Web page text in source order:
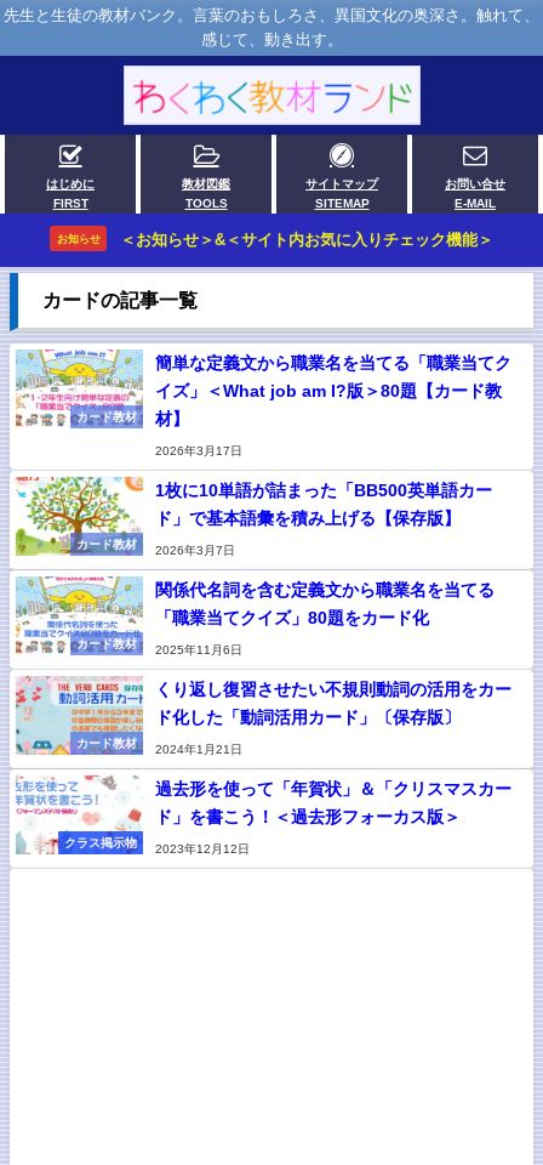
先生と生徒の教材バンク。言葉のおもしろさ、異国文化の奥深さ。触れて、
感じて、動き出す。
はじめに
FIRST
教材図鑑
TOOLS
サイトマップ
SITEMAP
お問い合せ
E-MAIL
お知らせ ＜お知らせ＞&＜サイト内お気に入りチェック機能＞
カードの記事一覧
カード教材
簡単な定義文から職業名を当てる「職業当てク
イズ」＜What job am I?版＞80題【カード教
材】
2026年3月17日
カード教材
1枚に10単語が詰まった「BB500英単語カー
ド」で基本語彙を積み上げる【保存版】
2026年3月7日
カード教材
関係代名詞を含む定義文から職業名を当てる
「職業当てクイズ」80題をカード化
2025年11月6日
カード教材
くり返し復習させたい不規則動詞の活用をカー
ド化した「動詞活用カード」〔保存版〕
2024年1月21日
クラス掲示物
過去形を使って「年賀状」＆「クリスマスカー
ド」を書こう！＜過去形フォーカス版＞
2023年12月12日